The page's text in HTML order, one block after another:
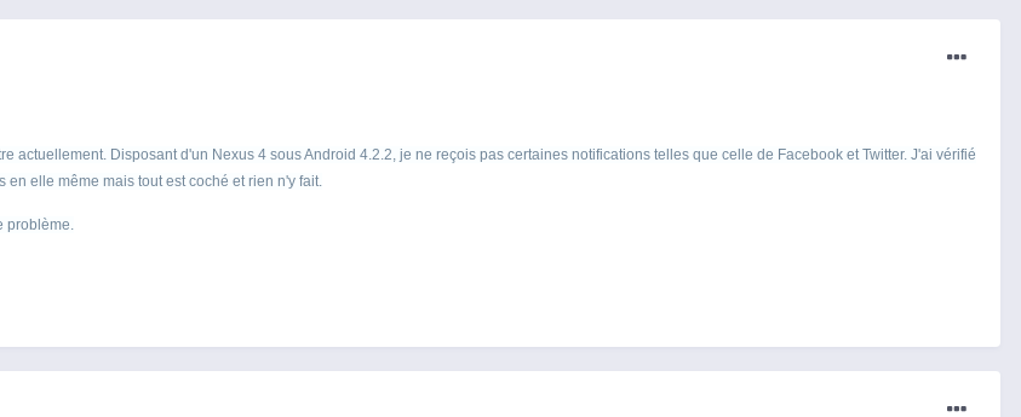
actuellement. Disposant d'un Nexus 4 sous Android 4.2.2, je ne reçois pas certaines notifications telles que celle de Facebook et Twitter. J'ai vérifié
elle même mais tout est coché et rien n'y fait.
problème.